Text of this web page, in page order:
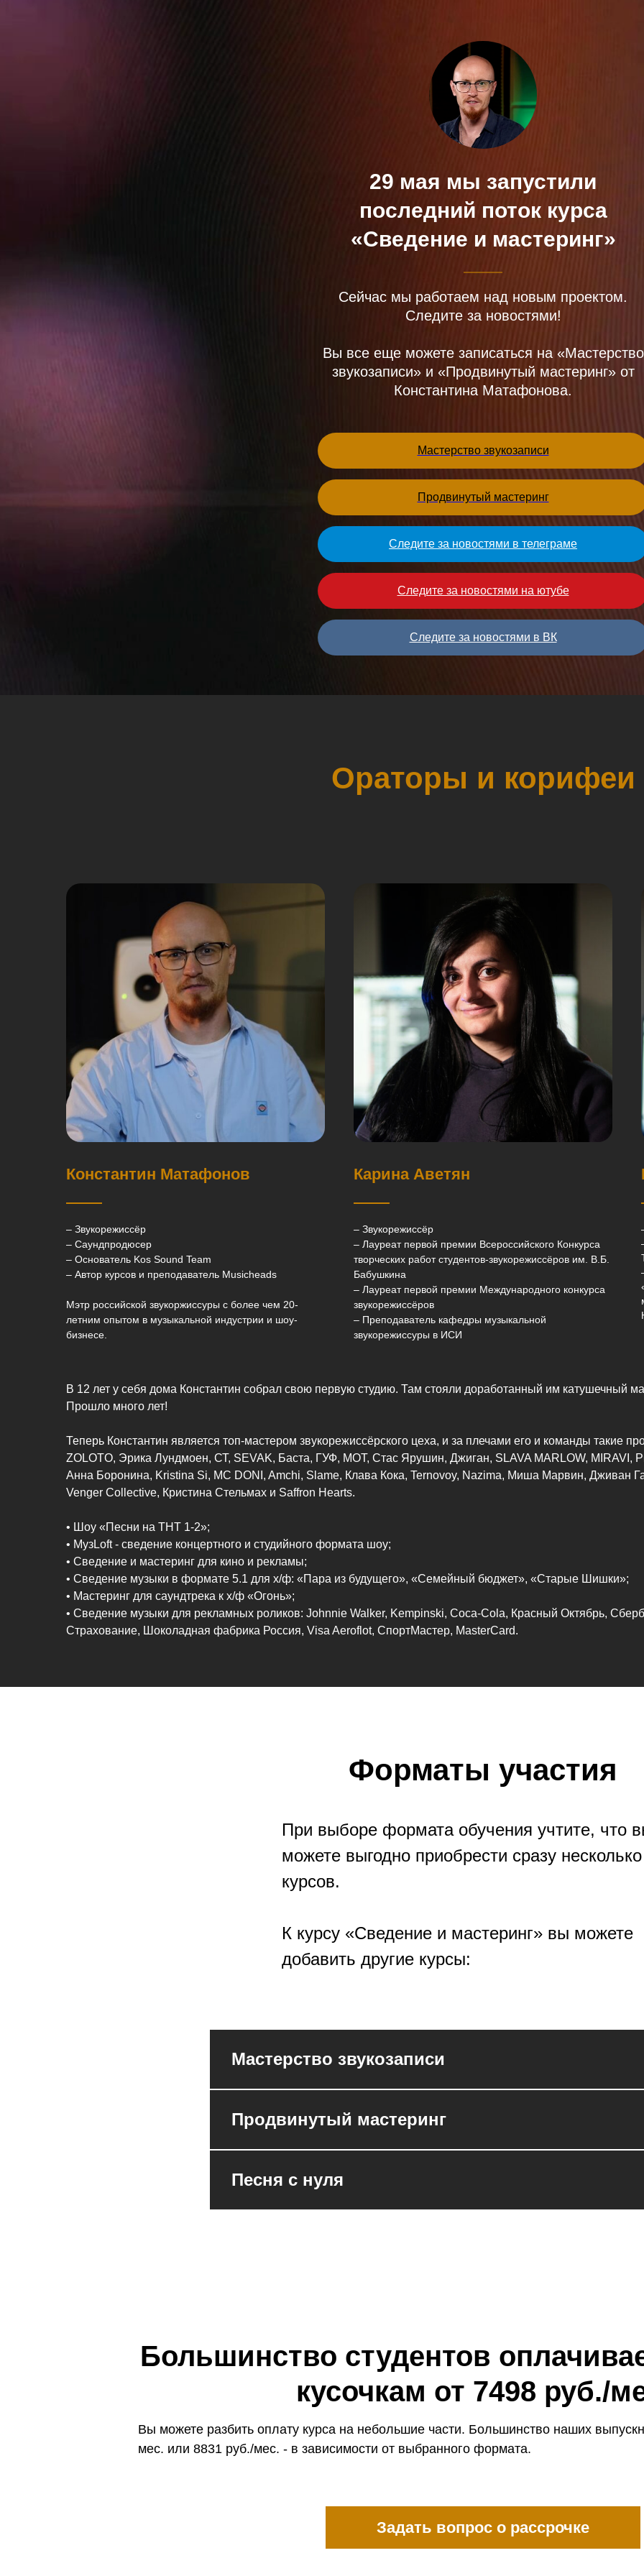
29 мая мы запустили
последний поток курса
«Сведение и мастеринг»
Сейчас мы работаем над новым проектом.
Следите за новостями!
Вы все еще можете записаться на «Мастерство
звукозаписи» и «Продвинутый мастеринг» от
Константина Матафонова.
Мастерство звукозаписи
Продвинутый мастеринг
Следите за новостями в телеграме
Следите за новостями на ютубе
Следите за новостями в ВК
Ораторы и корифеи
Константин Матафонов
– Звукорежиссёр
– Cаундпродюсер
– Основатель Kos Sound Team
– Автор курсов и преподаватель Musicheads
Мэтр российской звукоржиссуры с более чем 20-
летним опытом в музыкальной индустрии и шоу-
бизнесе.
Карина Аветян
– Звукорежиссёр
– Лауреат первой премии Всероссийского Конкурса
творческих работ студентов-звукорежиссёров им. В.Б.
Бабушкина
– Лауреат первой премии Международного конкурса
звукорежиссёров
– Преподаватель кафедры музыкальной
звукорежиссуры в ИСИ
В 12 лет у себя дома Константин собрал свою первую студию. Там стояли доработанный им катушечный
Прошло много лет!
Теперь Константин является топ-мастером звукорежиссёрского цеха, и за плечами его и команды такие
ZOLOTO, Эрика Лундмоен, СТ, SEVAK, Баста, ГУФ, МОТ, Стас Ярушин, Джиган, SLAVA MARLOW, MIRAVI,
Анна Боронина, Kristina Si, MC DONI, Amchi, Slame, Клава Кока, Ternovoy, Nazima, Миша Марвин, Дживан
Venger Collective, Кристина Стельмах и Saffron Hearts.
• Шоу «Песни на ТНТ 1-2»;
• МузLoft - cведение концертного и студийного формата шоу;
• Сведение и мастеринг для кино и рекламы;
• Сведение музыки в формате 5.1 для х/ф: «Пара из будущего», «Семейный бюджет», «Старые Шишки»;
• Мастеринг для саундтрека к х/ф «Огонь»;
• Сведение музыки для рекламных роликов: Johnnie Walker, Kempinski, Coca-Cola, Красный Октябрь,
Страхование, Шоколадная фабрика Россия, Visa Aeroflot, СпортМастер, MasterCard.
Форматы участия
При выборе формата обучения учтите, что
можете выгодно приобрести сразу несколько
курсов.
К курсу «Сведение и мастеринг» вы можете
добавить другие курсы:
Мастерство звукозаписи
Продвинутый мастеринг
Песня с нуля
Большинство студентов
кусочкам от 7498 руб./
Вы можете разбить оплату курса на небольшие части. Большинство наших
мес. или 8831 руб./мес. - в зависимости от выбранного формата.
Задать вопрос о рассрочке